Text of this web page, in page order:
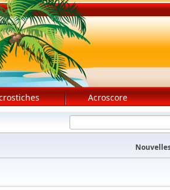
Acroscore